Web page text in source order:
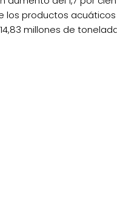
los productos
millones de